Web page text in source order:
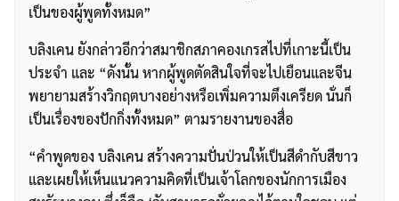
เป็นของผู้พูดทั้งหมด”
บลิงเคน ยังกล่าวอีกว่าสมาชิกสภาคองเกรสไปที่เกาะนี้เป็น
ประจำ และ “ดังนั้น หากผู้พูดตัดสินใจที่จะไปเยือนและจีน
พยายามสร้างวิกฤตบางอย่างหรือเพิ่มความตึงเครียด นั่นก็
เป็นเรื่องของปักกิ่งทั้งหมด” ตามรายงานของสื่อ
“คำพูดของ บลิงเคน สร้างความปั่นป่วนให้เป็นสีดำกับสีขาว
และเผยให้เห็นแนวความคิดที่เป็นเจ้าโลกของนักการเมือง